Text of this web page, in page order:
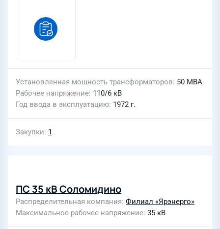
Установленная мощность трансформаторов 50 МВА
Рабочее напряжение 110/6 кВ
Год ввода в эксплуатацию 1972 г.
Закупки 1
ПС 35 кВ Соломидино
Распределительная компания Филиал «Ярэнерго»
Максимальное рабочее напряжение 35 кВ